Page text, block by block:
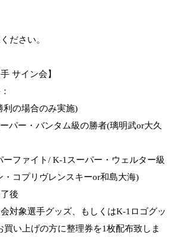
ださい。
サイン会】
利の場合のみ実施)
パー・バンタム級の勝者(璃明武or大久
ーファイト/ K-1スーパー・ウェルター級
・コプリヴレンスキーor和島大海)
後
対象選手グッズ、もしくはK-1ロゴグッ
買い上げの方に整理券を1枚配布致しま